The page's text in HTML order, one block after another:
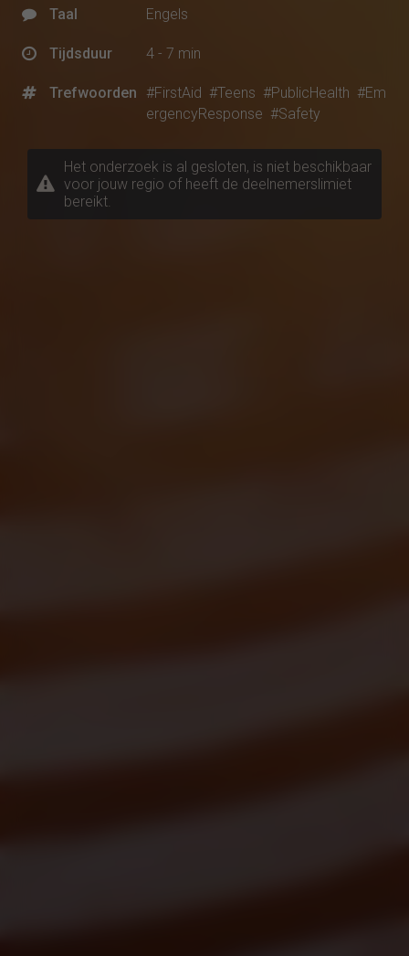
Taal Engels
Tijdsduur 4 - 7 min
Trefwoorden #FirstAid #Teens #PublicHealth #Em
ergencyResponse #Safety
Het onderzoek is al gesloten, is niet beschikbaar
voor jouw regio of heeft de deelnemerslimiet
bereikt.